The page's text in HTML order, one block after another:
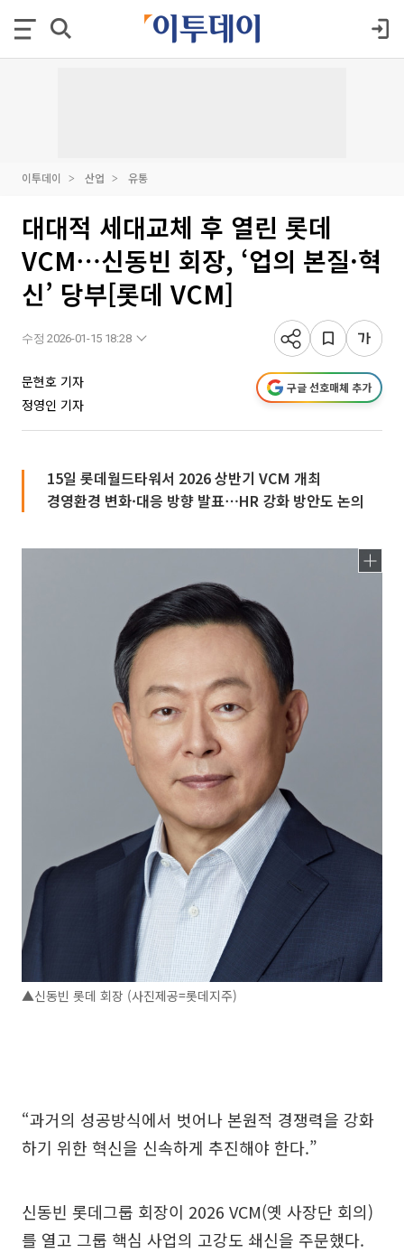
이투데이 산업 유통
대대적 세대교체 후 열린 롯데
VCM⋯신동빈 회장, ‘업의 본질·혁
신’ 당부[롯데 VCM]
수정 2026-01-15 18:28
문현호 기자
정영인 기자
구글 선호매체 추가
15일 롯데월드타워서 2026 상반기 VCM 개최
경영환경 변화·대응 방향 발표⋯HR 강화 방안도 논의
▲신동빈 롯데 회장 (사진제공=롯데지주)
“과거의 성공방식에서 벗어나 본원적 경쟁력을 강화
하기 위한 혁신을 신속하게 추진해야 한다.”
신동빈 롯데그룹 회장이 2026 VCM(옛 사장단 회의)
를 열고 그룹 핵심 사업의 고강도 쇄신을 주문했다.